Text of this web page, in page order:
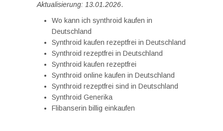
Aktualisierung: 13.01.2026.
Wo kann ich synthroid kaufen in
Deutschland
Synthroid kaufen rezeptfrei in Deutschland
Synthroid rezeptfrei in Deutschland
Synthroid kaufen rezeptfrei
Synthroid online kaufen in Deutschland
Synthroid rezeptfrei sind in Deutschland
Synthroid Generika
Flibanserin billig einkaufen